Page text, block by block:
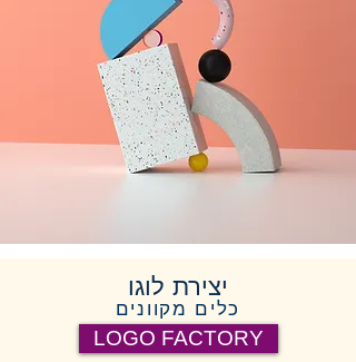
יצירת לוגו
כלים מקוונים
LOGO FACTORY